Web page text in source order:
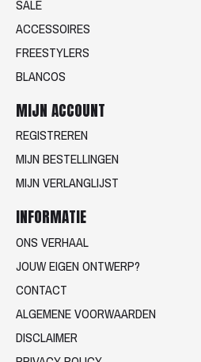
SALE
ACCESSOIRES
FREESTYLERS
BLANCOS
MIJN ACCOUNT
REGISTREREN
MIJN BESTELLINGEN
MIJN VERLANGLIJST
INFORMATIE
ONS VERHAAL
JOUW EIGEN ONTWERP?
CONTACT
ALGEMENE VOORWAARDEN
DISCLAIMER